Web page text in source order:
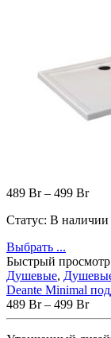
489 Br– 499 Br
Статус: В наличии
Выбрать ...
Быстрый просмотр
Душевые,
Deante Minimal
489 Br– 499 Br